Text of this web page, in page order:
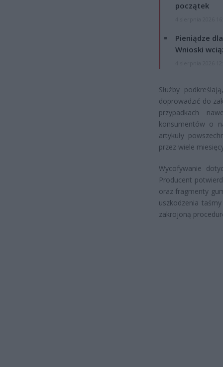
początek
Pieniądze
Wnioski
Służby
doprowadzić do
przypadkach
konsumentów o
artykuły
przez wiele
Wycofywanie
Producent
oraz fragmenty
uszkodzenia
zakrojoną